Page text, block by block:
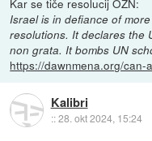
Kar se tiče resolucij OZN:
Israel is in defiance of
resolutions. It declares the
non grata. It bombs UN
https://dawnmena.org/can-
Kalibri
::28. okt 2024, 15:24